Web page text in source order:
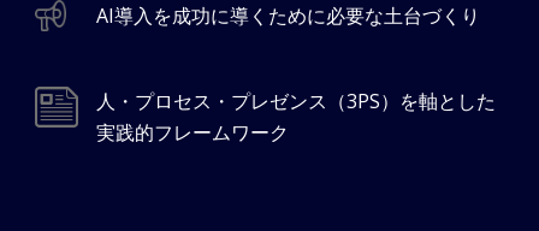
AI導入を成功に導くために必要な土台づくり
人・プロセス・プレゼンス（3PS）を軸とした
実践的フレームワーク